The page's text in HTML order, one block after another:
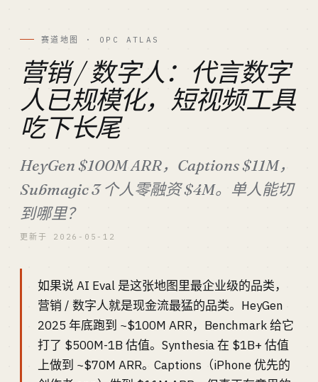
赛道地图 · OPC ATLAS
营销 / 数字人：代言数字
人已规模化，短视频工具
吃下长尾
HeyGen $100M ARR，Captions $11M，
Submagic 3 个人零融资 $4M。单人能切
到哪里？
更新于 2026-05-12
如果说 AI Eval 是这张地图里最企业级的品类，
营销 / 数字人就是现金流最猛的品类。HeyGen
2025 年底跑到 ~$100M ARR，Benchmark 给它
打了 $500M-1B 估值。Synthesia 在 $1B+ 估值
上做到 ~$70M ARR。Captions（iPhone 优先的